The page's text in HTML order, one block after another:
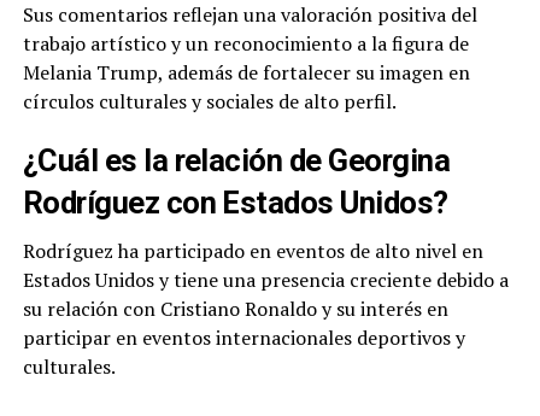
Sus comentarios reflejan una valoración positiva del
trabajo artístico y un reconocimiento a la figura de
Melania Trump, además de fortalecer su imagen en
círculos culturales y sociales de alto perfil.
¿Cuál es la relación de Georgina
Rodríguez con Estados Unidos?
Rodríguez ha participado en eventos de alto nivel en
Estados Unidos y tiene una presencia creciente debido a
su relación con Cristiano Ronaldo y su interés en
participar en eventos internacionales deportivos y
culturales.